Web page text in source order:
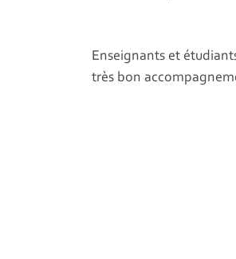
Enseignants et
très bon